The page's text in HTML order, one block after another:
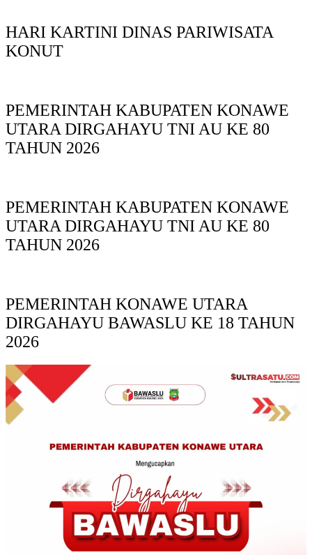
HARI KARTINI DINAS PARIWISATA
KONUT
PEMERINTAH KABUPATEN KONAWE
UTARA DIRGAHAYU TNI AU KE 80
TAHUN 2026
PEMERINTAH KABUPATEN KONAWE
UTARA DIRGAHAYU TNI AU KE 80
TAHUN 2026
PEMERINTAH KONAWE UTARA
DIRGAHAYU BAWASLU KE 18 TAHUN
2026